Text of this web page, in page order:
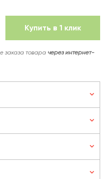
Купить в 1 клик
заказа товара через интернет-